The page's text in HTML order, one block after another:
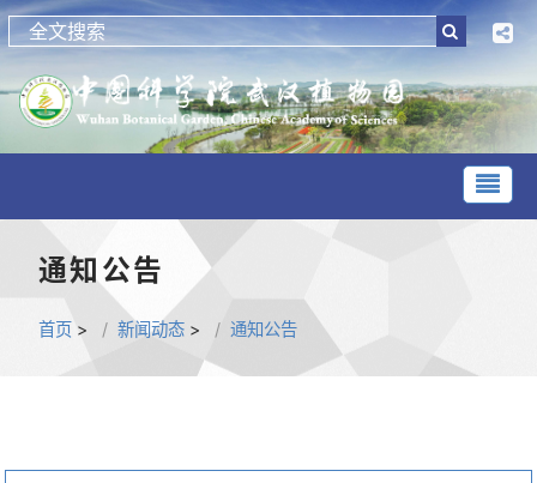
通知公告
首页 > 新闻动态 > 通知公告